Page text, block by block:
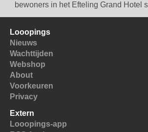
bewoners in het Efteling Grand Hotel
Looopings
Nieuws
Wachttijden
Webshop
About
Voorkeuren
Privacy
Extern
Looopings-app